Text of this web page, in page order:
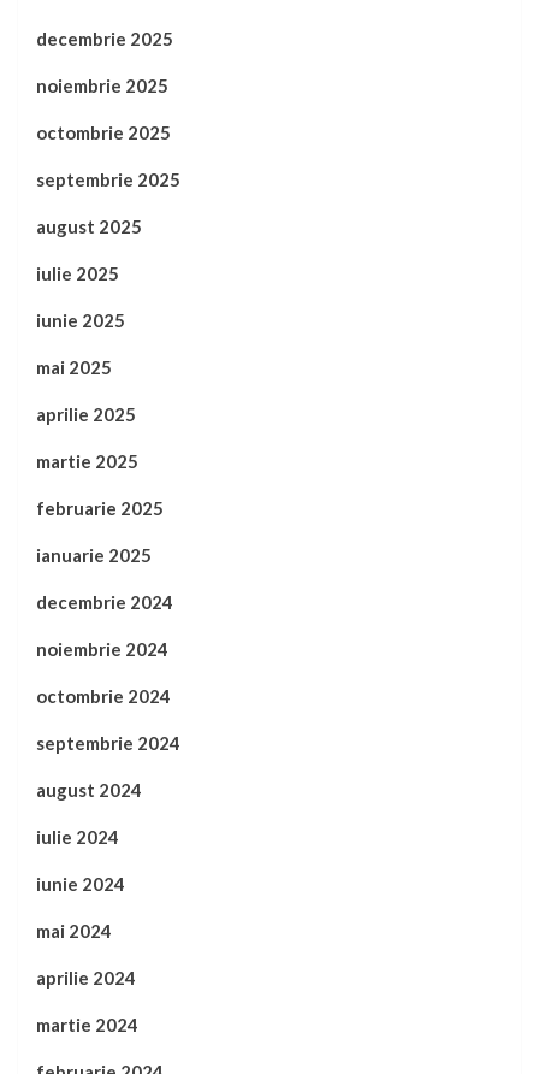
decembrie 2025
noiembrie 2025
octombrie 2025
septembrie 2025
august 2025
iulie 2025
iunie 2025
mai 2025
aprilie 2025
martie 2025
februarie 2025
ianuarie 2025
decembrie 2024
noiembrie 2024
octombrie 2024
septembrie 2024
august 2024
iulie 2024
iunie 2024
mai 2024
aprilie 2024
martie 2024